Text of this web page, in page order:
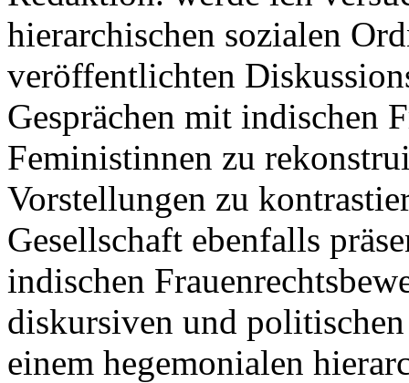
hierarchischen sozialen
veröffentlichten
Gesprächen mit indischen
Feministinnen zu
Vorstellungen zu
Gesellschaft ebenfalls
indischen
diskursiven und
einem hegemonialen